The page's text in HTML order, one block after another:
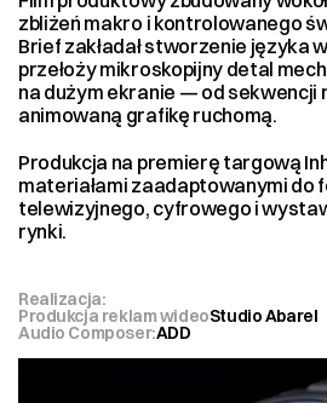
zbliżeń makro i kontrolowanego
Brief zakładał stworzenie języka
przełoży mikroskopijny detal
na dużym ekranie — od sekwencji
animowaną grafikę ruchomą.
Produkcja na premierę targową
materiałami zaadaptowanymi do
telewizyjnego, cyfrowego i
rynki.
Realizacja:
Produkcja reklam wideoStudio Abarel
Audio Composer:ADD